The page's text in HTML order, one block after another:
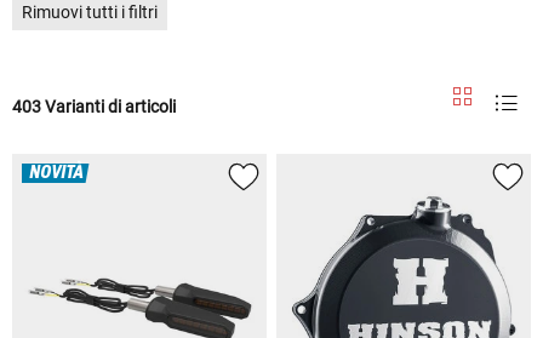
Rimuovi tutti i filtri
403 Varianti di articoli
NOVITÀ